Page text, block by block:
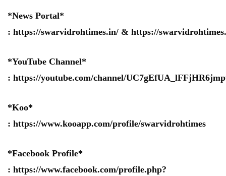
*News Portal*
: https://swarvidrohtimes.in/ & https://
*YouTube Channel*
: https://youtube.com/channel/
*Koo*
: https://www.kooapp.com/profile/swarvidrohtimes
*Facebook Profile*
: https://www.facebook.com/profile.php?